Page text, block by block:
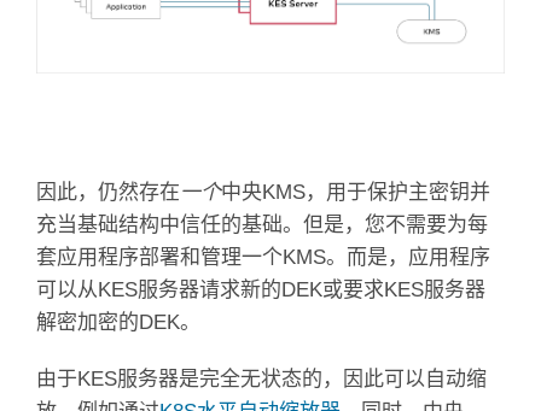
因此，仍然存在一个中央KMS，用于保护主密钥并
充当基础结构中信任的基础。 但是，您不需要为每
套应用程序部署和管理一个KMS。 而是，应用程序
可以从KES服务器请求新的DEK或要求KES服务器
解密加密的DEK。
由于KES服务器是完全无状态的，因此可以自动缩